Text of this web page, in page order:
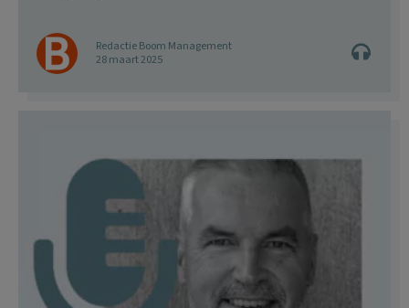
Redactie Boom Management
28 maart 2025